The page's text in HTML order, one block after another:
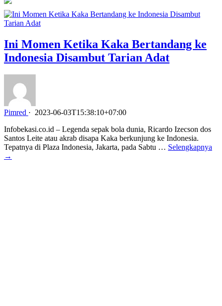
Ini Momen Ketika Kaka Bertandang ke
Indonesia Disambut Tarian Adat
Pimred · 2023-06-03T15:38:10+07:00
Infobekasi.co.id – Legenda sepak bola dunia, Ricardo Izecson dos
Santos Leite atau akrab disapa Kaka berkunjung ke Indonesia.
Tepatnya di Plaza Indonesia, Jakarta, pada Sabtu … Selengkapnya
→